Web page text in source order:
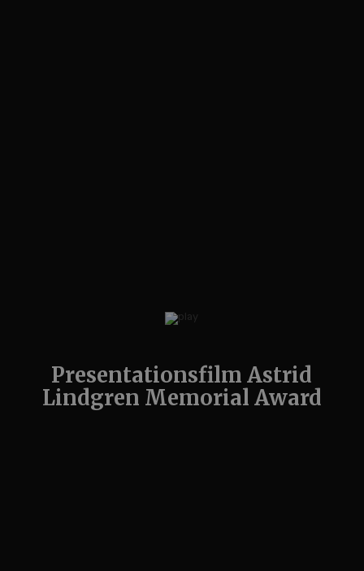
Presentationsfilm Astrid
Lindgren Memorial Award